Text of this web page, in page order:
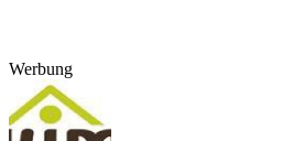
Werbung